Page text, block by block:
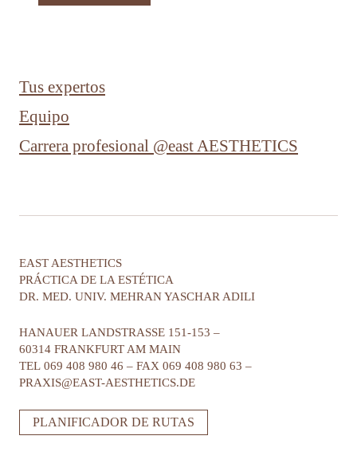
Tus expertos
Equipo
Carrera profesional @east AESTHETICS
EAST AESTHETICS
PRÁCTICA DE LA ESTÉTICA
DR. MED. UNIV. MEHRAN YASCHAR ADILI
HANAUER LANDSTRASSE 151-153 –
60314 FRANKFURT AM MAIN
TEL 069 408 980 46 – FAX 069 408 980 63 –
PRAXIS@EAST-AESTHETICS.DE
PLANIFICADOR DE RUTAS